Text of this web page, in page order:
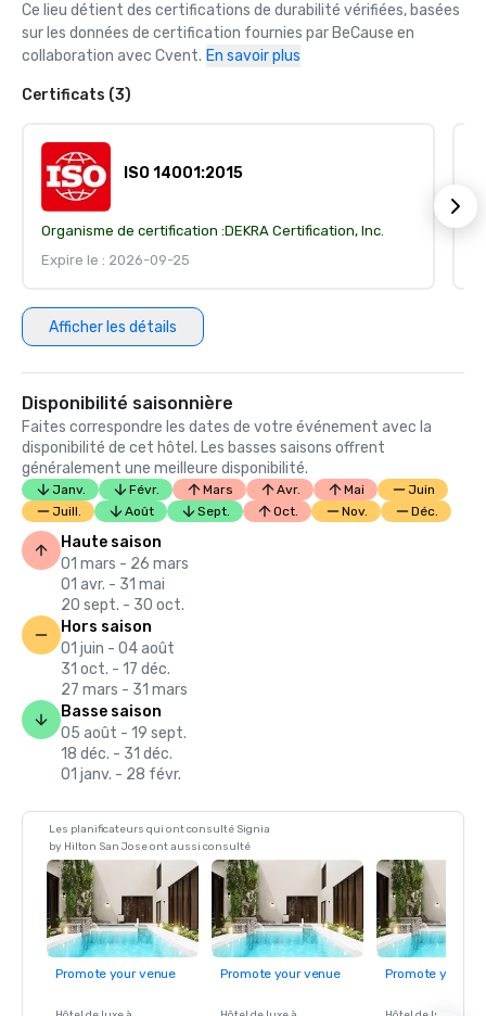
Ce lieu détient des certifications de durabilité vérifiées, basées
sur les données de certification fournies par BeCause en
collaboration avec Cvent. En savoir plus
Certificats (3)
ISO 14001:2015
Organisme de certification :DEKRA Certification, Inc.
Expire le : 2026-09-25
Afficher les détails
Disponibilité saisonnière
Faites correspondre les dates de votre événement avec la
disponibilité de cet hôtel. Les basses saisons offrent
généralement une meilleure disponibilité.
Janv. Févr. Mars Avr. Mai
Juin
Juill.
Août Sept. Oct. Nov. Déc.
Haute saison
01 mars - 26 mars
01 avr. - 31 mai
20 sept. - 30 oct.
Hors saison
01 juin - 04 août
31 oct. - 17 déc.
27 mars - 31 mars
Basse saison
05 août - 19 sept.
18 déc. - 31 déc.
01 janv. - 28 févr.
Les planificateurs qui ont consulté Signia
by Hilton San Jose ont aussi consulté
Promote your venue Promote your venue Promote your